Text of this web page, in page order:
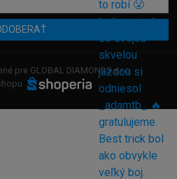
pre GLOBAL DIAMONDS s.r.o.